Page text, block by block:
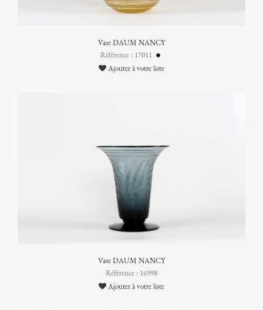
Vase DAUM NANCY
Référence : 17011
Ajouter à votre liste
Vase DAUM NANCY
Référence : 16998
Ajouter à votre liste